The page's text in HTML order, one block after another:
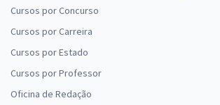
Cursos por Concurso
Cursos por Carreira
Cursos por Estado
Cursos por Professor
Oficina de Redação